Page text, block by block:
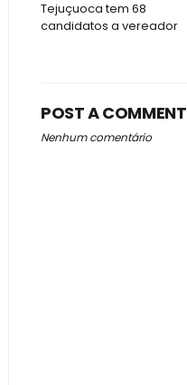
Tejuçuoca tem 68
candidatos a vereador
POST A COMMENT
Nenhum comentário